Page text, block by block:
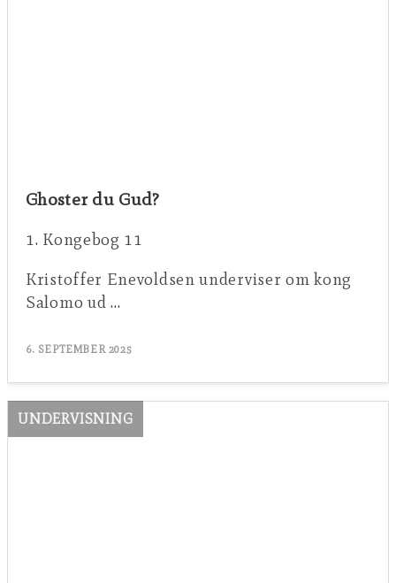
Ghoster du Gud?
1. Kongebog 11
Kristoffer Enevoldsen underviser om kong
Salomo ud …
6. SEPTEMBER 2025
UNDERVISNING